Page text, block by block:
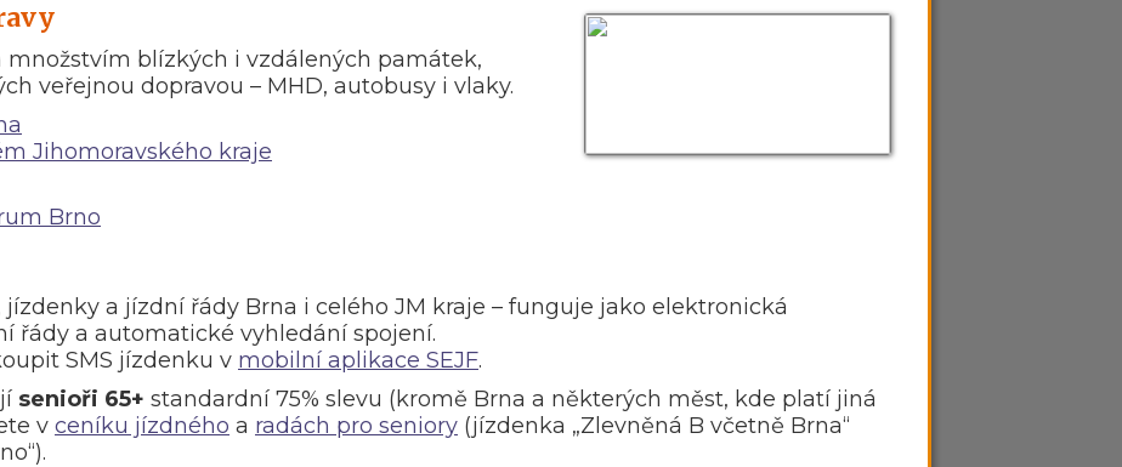
množstvím blízkých i vzdálených památek,
veřejnou dopravou – MHD, autobusy i vlaky.
Jihomoravského kraje
Brno
jízdenky a jízdní řády Brna i celého JM kraje – funguje jako elektronická
řády a automatické vyhledání spojení.
SMS jízdenku v mobilní aplikace SEJF.
senioři 65+ standardní 75% slevu (kromě Brna a některých měst, kde platí jiná
v ceníku jízdného a radách pro seniory (jízdenka „Zlevněná B včetně Brna“